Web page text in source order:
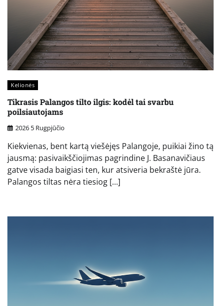
Kelionės
Tikrasis Palangos tilto ilgis: kodėl tai svarbu
poilsiautojams
2026 5 Rugpjūčio
Kiekvienas, bent kartą viešėjęs Palangoje, puikiai žino tą
jausmą: pasivaikščiojimas pagrindine J. Basanavičiaus
gatve visada baigiasi ten, kur atsiveria bekraštė jūra.
Palangos tiltas nėra tiesiog […]